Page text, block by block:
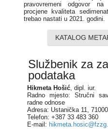
pravovremeni odgovor
procjene kvaliteta
trebao nastati u 2021. godini.
KATALOG
Službenik za
podataka
Hikmeta Hošić, dipl. iur.
Radno mjesto: Stručni
radne odnose
Adresa: Ustanička 11,
Telefon: +387 33 483 360
E-mail: